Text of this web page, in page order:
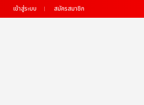
เข้าสู่ระบบ สมัครสมาชิก